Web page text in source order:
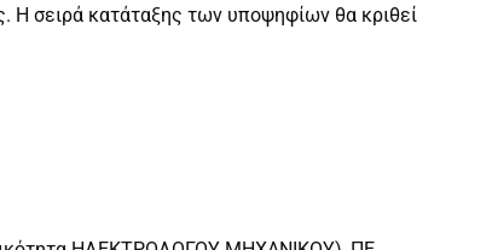
Η σειρά κατάταξης των υποψηφίων θα κριθεί